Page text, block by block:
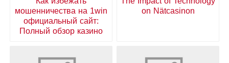
on Nätcasinon
мошенничества на 1win
официальный сайт:
Полный обзор казино